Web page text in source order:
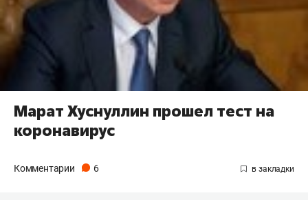
Марат Хуснуллин прошел тест на
коронавирус
Комментарии 6